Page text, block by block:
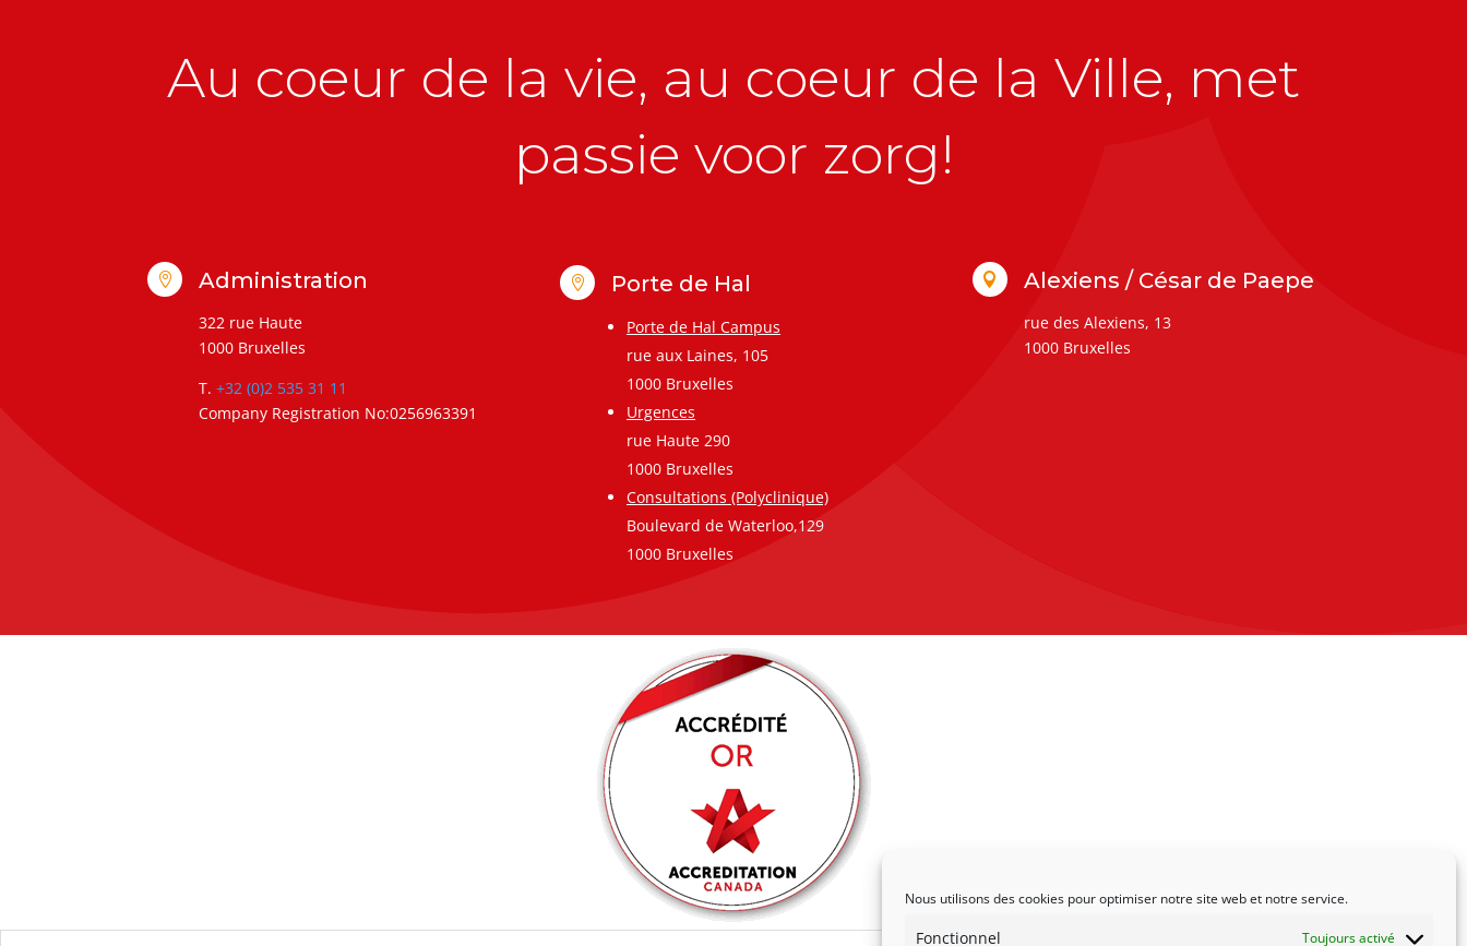
Nous utilisons des cookies pour optimiser notre site web et notre service.
Fonctionnel Toujours activé
Au coeur de la vie, au coeur de la Ville, met
passie voor zorg!
 Administration
322 rue Haute
1000 Bruxelles
T. +32 (0)2 535 31 11
Company Registration No:0256963391
 Porte de Hal
Porte de Hal Campus
rue aux Laines, 105
1000 Bruxelles
Urgences
rue Haute 290
1000 Bruxelles
Consultations (Polyclinique)
Boulevard de Waterloo,129
1000 Bruxelles
 Alexiens / César de Paepe
rue des Alexiens, 13
1000 Bruxelles